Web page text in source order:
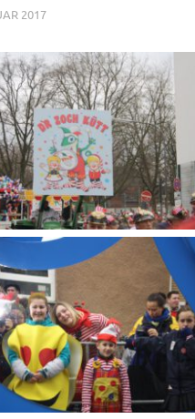
2017NICOLE.BETH
ALLGEMEIN